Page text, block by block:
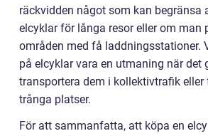
räckvidden något som kan begränsa
elcyklar för långa resor eller om man
områden med få laddningsstationer.
på elcyklar vara en utmaning när det
transportera dem i kollektivtrafik eller
trånga platser.
För att sammanfatta, att köpa en